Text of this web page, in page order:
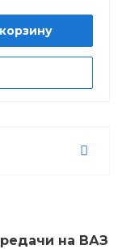
на ВАЗ